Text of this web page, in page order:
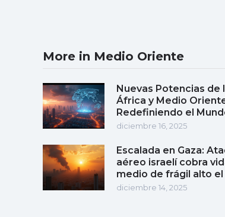
More in Medio Oriente
Nuevas Potencias de
África y Medio
Redefiniendo el
diciembre 16, 2025
Escalada en Gaza:
aéreo israelí cobra
medio de frágil alto
diciembre 14, 2025